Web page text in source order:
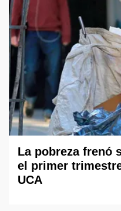
La pobreza frenó
el primer
UCA